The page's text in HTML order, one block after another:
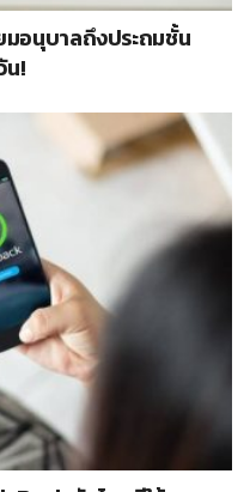
มอนุบาลถึงประถมชั้น
น!